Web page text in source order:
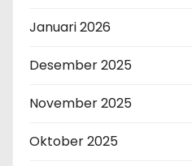
Januari 2026
Desember 2025
November 2025
Oktober 2025